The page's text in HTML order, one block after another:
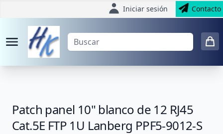
Iniciar sesión Contacto
Patch panel 10" blanco de 12 RJ45
Cat.5E FTP 1U Lanberg PPF5-9012-S